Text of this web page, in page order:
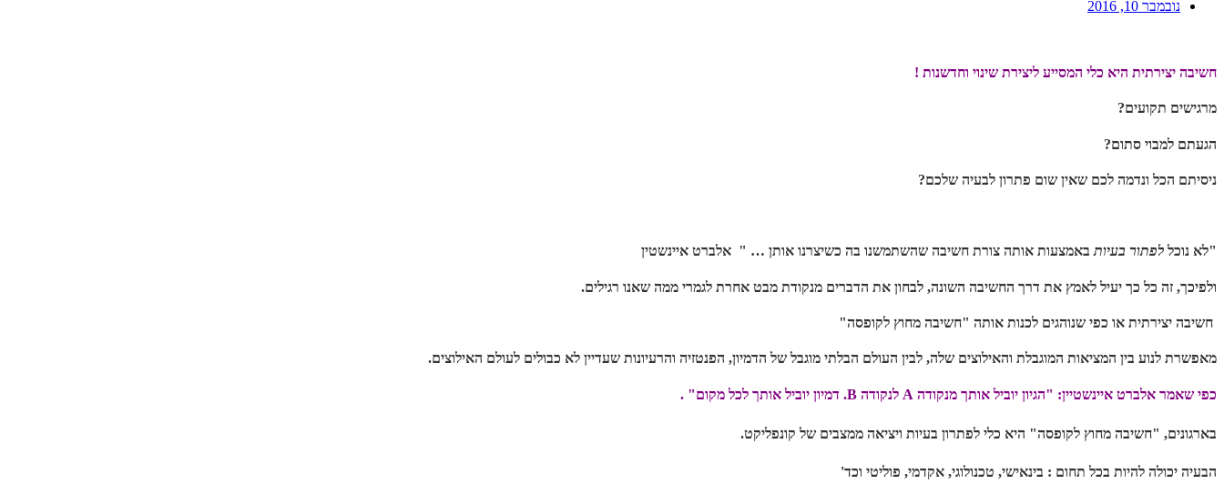
נובמבר 10, 2016
חשיבה יצירתית היא כלי המסייע ליצירת שינוי וחדשנות !
מרגישים תקועים?
הגעתם למבוי סתום?
ניסיתם הכל ונדמה לכם שאין שום פתרון לבעיה שלכם?
"לא נוכל לפתור בעיותבאמצעות אותה צורת חשיבה שהשתמשנו בה כשיצרנו אותן … " אלברט איינשטין
ולפיכך, זה כל כך יעיל לאמץ את דרך החשיבה השונה, לבחון את הדברים מנקודת מבט אחרת לגמרי ממה שאנו רגילים.
חשיבה יצירתית או כפי שנוהגים לכנות אותה "חשיבה מחוץ לקופסה"
מאפשרת לנוע בין המציאות המוגבלת והאילוצים שלה, לבין העולם הבלתי מוגבל של הדמיון, הפנטזיה והרעיונות שעדיין לא כבולים לעולם האילוצים.
כפי שאמר אלברט איינשטיין: "הגיון יוביל אותך מנקודה A לנקודה B. דמיון יוביל אותך לכל מקום" .
בארגונים, "חשיבה מחוץ לקופסה" היא כלי לפתרון בעיות ויציאה ממצבים של קונפליקט.
הבעיה יכולה להיות בכל תחום : בינאישי, טכנולוגי, אקדמי, פוליטי וכד'